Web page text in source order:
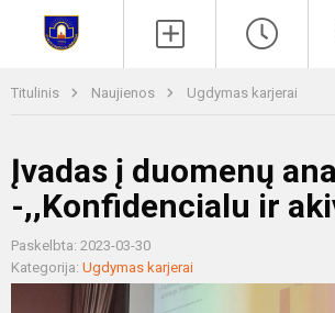
Titulinis Naujienos Ugdymas karjerai
Įvadas į duomenų
-,,Konfidencialu ir
Paskelbta: 2023-03-30
Kategorija: Ugdymas karjerai